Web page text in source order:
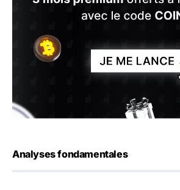
Analyses fondamentales